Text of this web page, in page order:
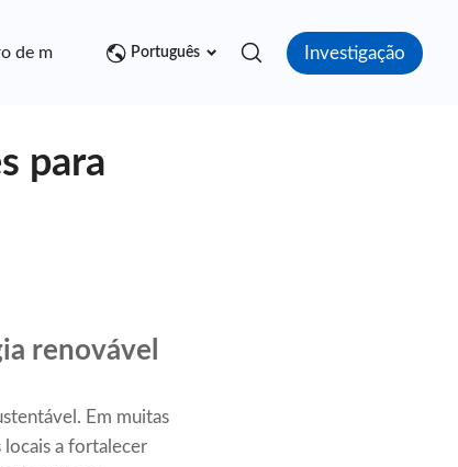
de mídia Contato
Português Investigação
para
renovável
Em muitas
locais a fortalecer